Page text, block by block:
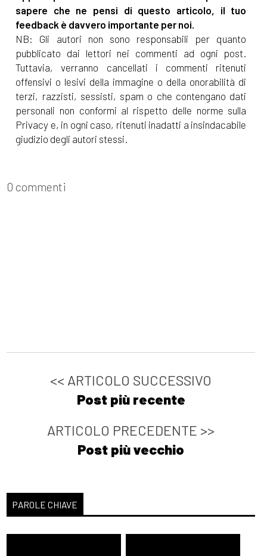
sapere che ne pensi di questo articolo, il tuo
feedback è davvero importante per noi.
NB: Gli autori non sono responsabili per quanto
pubblicato dai lettori nei commenti ad ogni post.
Tuttavia, verranno cancellati i commenti ritenuti
offensivi o lesivi della immagine o della onorabilità di
terzi, razzisti, sessisti, spam o che contengano dati
personali non conformi al rispetto delle norme sulla
Privacy e, in ogni caso, ritenuti inadatti a insindacabile
giudizio degli autori stessi.
0 commenti
<< ARTICOLO SUCCESSIVO
Post più recente
ARTICOLO PRECEDENTE >>
Post più vecchio
PAROLE CHIAVE